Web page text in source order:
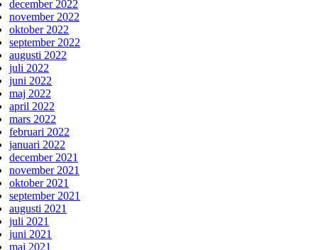
december 2022
november 2022
oktober 2022
september 2022
augusti 2022
juli 2022
juni 2022
maj 2022
april 2022
mars 2022
februari 2022
januari 2022
december 2021
november 2021
oktober 2021
september 2021
augusti 2021
juli 2021
juni 2021
maj 2021